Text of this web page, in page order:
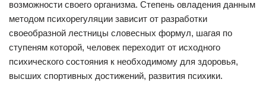
возможности своего организма. Степень овладения данным
методом психорегуляции зависит от разработки
своеобразной лестницы словесных формул, шагая по
ступеням которой, человек переходит от исходного
психического состояния к необходимому для здоровья,
высших спортивных достижений, развития психики.